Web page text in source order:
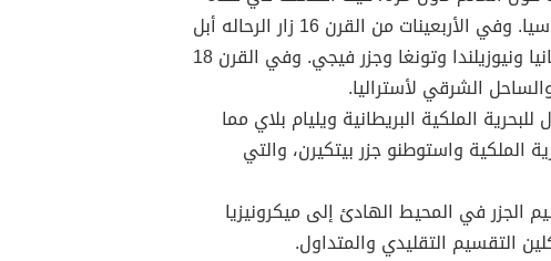
الرحلة جزر ماريانا والجزر الأخرى من أوقيانوسيا. وفي الأربعينات من القرن 16 زار الرحاله أبل
تاسمان كل من شمال غرب أستراليا وتسمانيا ونيوزيلندا وتونغا وجزر فيجي. وفي القرن 18
الشرقي لأستراليا.
للبحرية الملكية البريطانية ويليام بلاي مما
الملكية واستوطنو جزر بيتكيرن، والتي
الجزر في المحيط الهادئ إلى ميكرونيزيا
التقسيم التقليدي والمتداول.